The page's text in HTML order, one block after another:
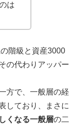
は
階級と資産3000
の代わりアッパー
方で、一般層の経
しており、まさに
くなる一般層の二